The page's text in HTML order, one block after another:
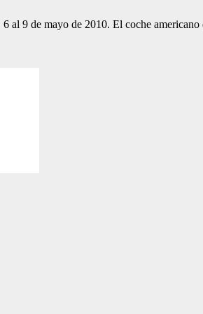
al 9 de mayo de 2010. El coche